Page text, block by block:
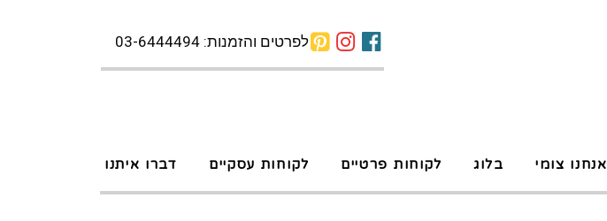
לפרטים והזמנות: 03-6444494
אנחנו צומי בלוג לקוחות פרטיים לקוחות עסקיים דברו איתנו